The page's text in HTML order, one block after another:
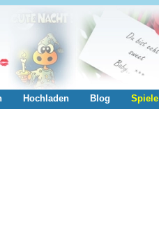
Hochladen Blog Spiele